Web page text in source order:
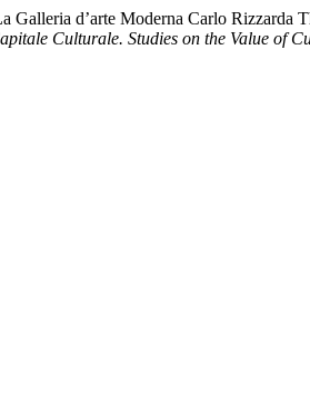
Galleria d’arte Moderna Carlo
Culturale. Studies on the Value of